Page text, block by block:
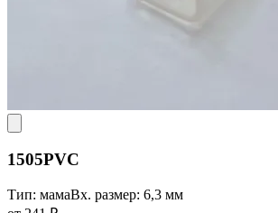
1505PVC
Тип: мамаВх. размер: 6,3 мм